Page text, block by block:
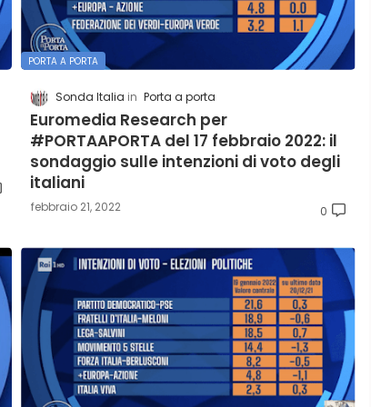
PORTA A PORTA
Sonda Italia Porta a porta
Euromedia Research per
#PORTAAPORTA del 17 febbraio 2022: il
sondaggio sulle intenzioni di voto degli
italiani
febbraio 21, 2022 0